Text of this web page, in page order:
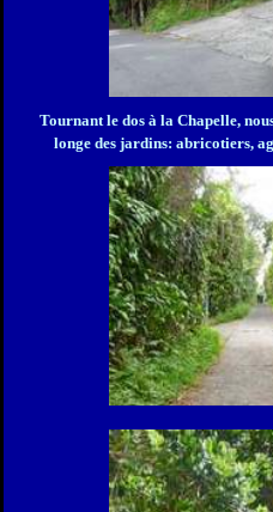
Tournant le dos à la Chapelle,
longe des jardins: abricotiers,